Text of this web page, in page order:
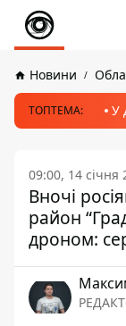
Новини
ТОПТЕМА: У
09:00, 14 січня
Вночі
район
дроном: